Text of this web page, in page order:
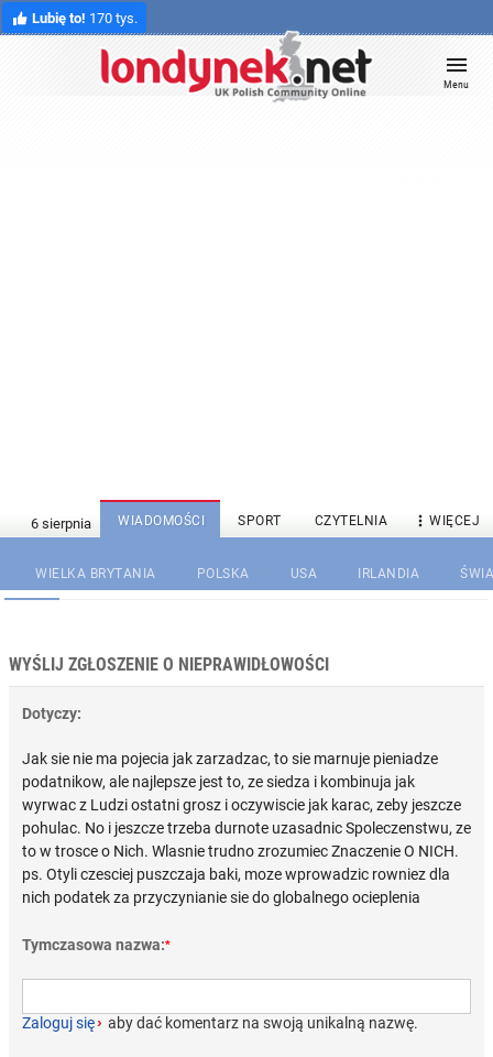
Lubię to! 170 tys.
Menu
WIADOMOŚCI SPORT CZYTELNIA  WIĘCEJ
WIELKA BRYTANIA POLSKA USA IRLANDIA
WYŚLIJ ZGŁOSZENIE O NIEPRAWIDŁOWOŚCI
Dotyczy:
Jak sie nie ma pojecia jak zarzadzac, to sie marnuje pieniadze
podatnikow, ale najlepsze jest to, ze siedza i kombinuja jak
wyrwac z Ludzi ostatni grosz i oczywiscie jak karac, zeby jeszcze
pohulac. No i jeszcze trzeba durnote uzasadnic Spoleczenstwu, ze
to w trosce o Nich. Wlasnie trudno zrozumiec Znaczenie O NICH.
ps. Otyli czesciej puszczaja baki, moze wprowadzic rowniez dla
nich podatek za przyczynianie sie do globalnego ocieplenia
Tymczasowa nazwa:*
Zaloguj się› aby dać komentarz na swoją unikalną nazwę.